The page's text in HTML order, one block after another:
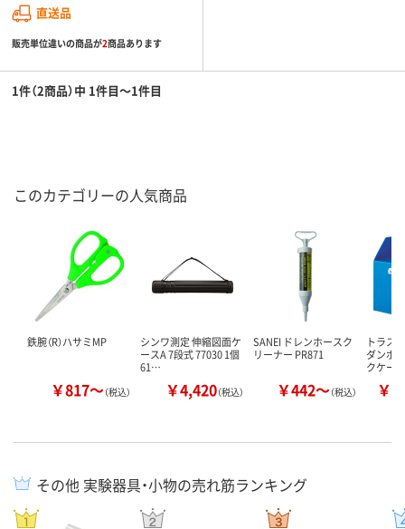
直送品
販売単位違いの商品が2商品あります
1件（2商品）中 1件目～1件目
このカテゴリーの人気商品
鉄腕（R）ハサミMP
￥817～（税込）
シンワ測定 伸縮図面ケ
ースA 7段式 77030 1個
61…
￥4,420（税込）
SANEI ドレンホースク
リーナー PR871
￥442～（税込）
トラス
ダンボ
クケー
￥
その他 実験器具・小物の売れ筋ランキング